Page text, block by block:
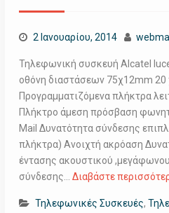
2 Ιανουαρίου, 2014
Τηλεφωνική συσκευή Alcatel
οθόνη διαστάσεων 75χ12mm
Προγραμματιζόμενα πλήκτρα
Πλήκτρο άμεση πρόσβαση
Mail Δυνατότητα σύνδεσης
πλήκτρα) Ανοιχτή ακρόαση
έντασης ακουστικού
σύνδεσης… Διαβάστε
Τηλεφωνικές Συσκευές,